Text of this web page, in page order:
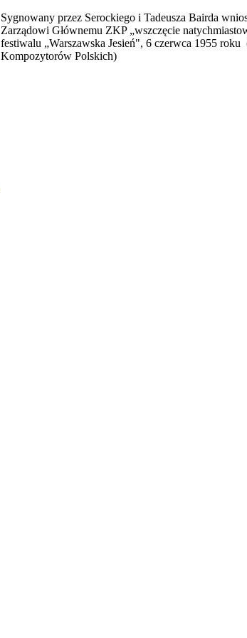
Sygnowany przez Serockiego i Tadeusza Bairda
Zarządowi Głównemu ZKP „wszczęcie
festiwalu „Warszawska Jesień", 6 czerwca 1955
Kompozytorów Polskich)